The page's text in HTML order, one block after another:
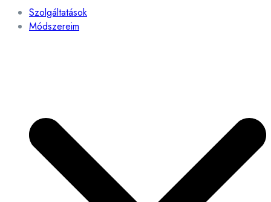
Szolgáltatások
Módszereim